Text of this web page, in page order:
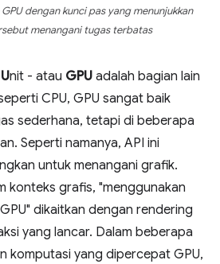
dengan kunci pas yang menunjukkan
menangani tugas terbatas
Unit - atau GPU adalah bagian lain
CPU, GPU sangat baik
sederhana, tetapi di beberapa
Seperti namanya, API ini
untuk menangani grafik.
konteks grafis, "menggunakan
dikaitkan dengan rendering
yang lancar. Dalam beberapa
komputasi yang dipercepat GPU,